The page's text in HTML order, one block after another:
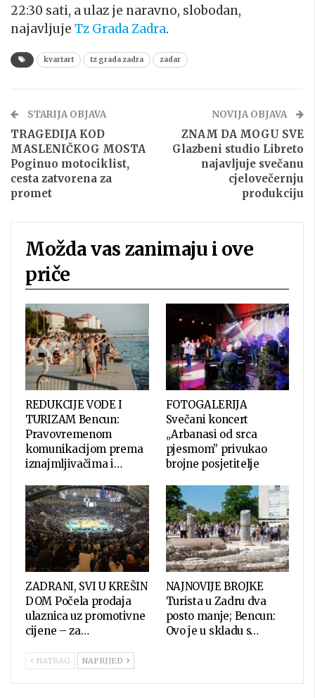
22:30 sati, a ulaz je naravno, slobodan,
najavljuje Tz Grada Zadra.
kvartart tz grada zadra zadar
STARIJA OBJAVA
TRAGEDIJA KOD
MASLENIČKOG MOSTA
Poginuo motociklist,
cesta zatvorena za
promet
NOVIJA OBJAVA
ZNAM DA MOGU SVE
Glazbeni studio Libreto
najavljuje svečanu
cjelovečernju
produkciju
Možda vas zanimaju i ove
priče
REDUKCIJE VODE I
TURIZAM Bencun:
Pravovremenom
komunikacijom prema
iznajmljivačima i…
FOTOGALERIJA
Svečani koncert
„Arbanasi od srca
pjesmom” privukao
brojne posjetitelje
ZADRANI, SVI U KREŠIN
DOM Počela prodaja
ulaznica uz promotivne
cijene – za…
NAJNOVIJE BROJKE
Turista u Zadru dva
posto manje; Bencun:
Ovo je u skladu s…
NATRAG NAPRIJED